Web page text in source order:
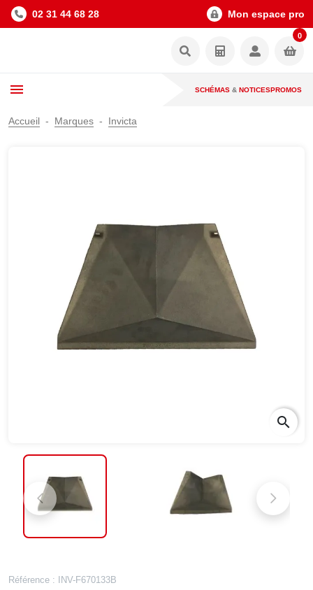
02 31 44 68 28 Mon espace pro
0
SCHÉMAS & NOTICESPROMOS
Accueil Marques Invicta
search
Référence : INV-F670133B